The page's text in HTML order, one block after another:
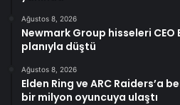
Ağustos 8, 2026
Newmark Group hisseleri
planıyla düştü
Ağustos 8, 2026
Elden Ring ve ARC Raiders’a
bir milyon oyuncuya ulaştı